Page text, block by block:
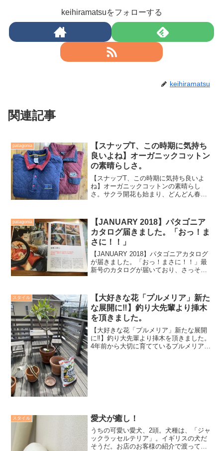
keihiramatsuをフォローする
keihiramatsu
関連記事
patagonia
【スナップT、この時期に気持ち
良いよね】オーガニックコットン
の素晴らしさ。
【スナップT、この時期に気持ち良いよ
ね】オーガニックコットンの素晴らし
さ。サクラ開花も始まり、どんどん春め
しい話題が欲しく、桜をみては元気をも
らっております。甲子園も...
patagonia
【JANUARY 2018】パタゴニア
カタログ届きました。「おっ！ま
さに！！」
【JANUARY 2018】パタゴニアカタログ
が届きました。「おっ！まさに！！」最
新号のカタログが届いており、さっそく
が、小生がワクワクしながら目を輝かせ
て読み込んだ記事...
スタイル
【大好きな花「プルメリア」新た
な展開に‼️】釣り大先輩より挿木
を頂きました。
【大好きな花「プルメリア」新たな展開
に‼️】釣り大先輩より挿木を頂きました。
4年前から大切に育てているプルメリア。
スタイル 愛犬が癒し！
うちの可愛い愛犬、2頭。犬種は、「ジャ
ックラッセルテリア」。イギリスの犬だ
そうだ。お店のお客様の紹介で渡ってき